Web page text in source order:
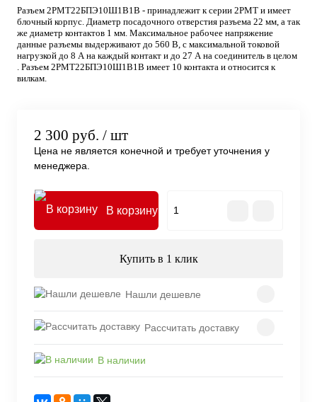
Разъем 2РМТ22БПЭ10Ш1В1В - принадлежит к серии 2РМТ и имеет
блочный корпус. Диаметр посадочного отверстия разъема 22 мм, а так
же диаметр контактов 1 мм. Максимальное рабочее напряжение
данные разъемы выдерживают до 560 В, с максимальной токовой
нагрузкой до 8 А на каждый контакт и до 27 А на соединитель в целом
. Разъем 2РМТ22БПЭ10Ш1В1В имеет 10 контакта и относится к
вилкам.
2 300 руб. / шт
Цена не является конечной и требует уточнения у
менеджера.
В корзину
Купить в 1 клик
Нашли дешевле
Рассчитать доставку
В наличии